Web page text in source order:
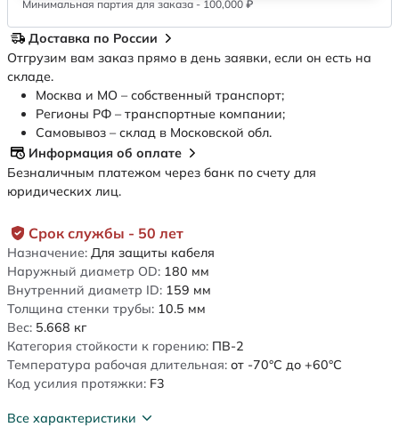
Срок службы - 50 лет
Назначение: Для защиты кабеля
Наружный диаметр OD: 180 мм
Внутренний диаметр ID: 159 мм
Толщина стенки трубы: 10.5 мм
Вес: 5.668 кг
Категория стойкости к горению: ПВ-2
Температура рабочая длительная: от -70°C до +60°C
Код усилия протяжки: F3
Все характеристики
Минимальная партия для заказа - 100,000 ₽
Доставка по России
Отгрузим вам заказ прямо в день заявки, если он есть на
складе.
Москва и МО – собственный транспорт;
Регионы РФ – транспортные компании;
Самовывоз – склад в Московской обл.
Информация об оплате
Безналичным платежом через банк по счету для
юридических лиц.